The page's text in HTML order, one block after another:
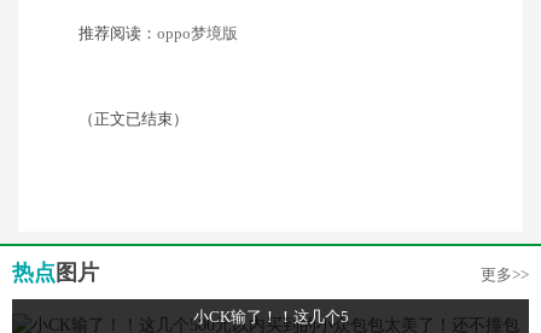
推荐阅读： oppo梦境版
（正文已结束）
热点 图片 更多>>
小CK输了！！这几个5